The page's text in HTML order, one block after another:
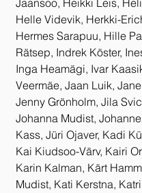
Jaansoo, Heikki Leis,
Helle Videvik, Herkki-
Hermes Sarapuu, Hille
Rätsep, Indrek Köster,
Inga Heamägi, Ivar
Veermäe, Jaan Luik,
Jenny Grönholm, Jila
Johanna Mudist,
Kass, Jüri Ojaver, Kadi
Kai Kiudsoo-Värv, Kairi
Karin Kalman, Kärt
Mudist, Kati Kerstna,